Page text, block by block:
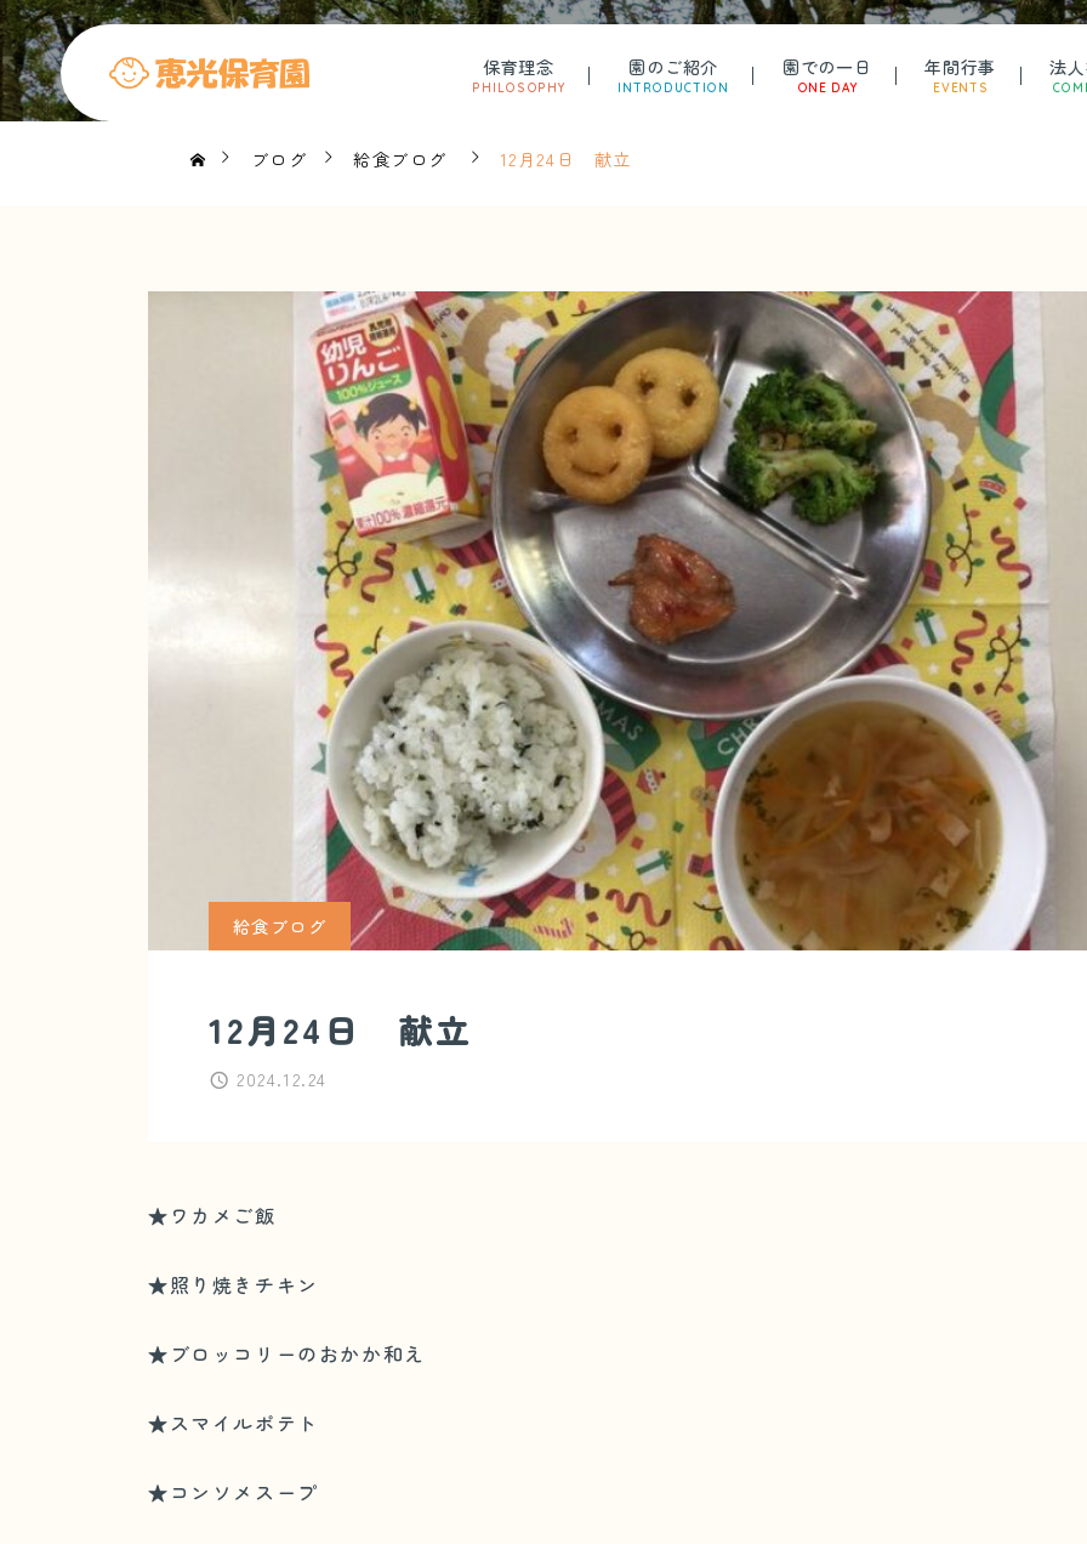
保育理念
PHILOSOPHY
園のご紹介
INTRODUCTION
園での一日
ONE DAY
年間行事
EVENTS
法
ブログ 給食ブログ 12月24日 献立
給食ブログ
12月24日 献立
2024.12.24
★ワカメご飯
★照り焼きチキン
★ブロッコリーのおかか和え
★スマイルポテト
★コンソメスープ